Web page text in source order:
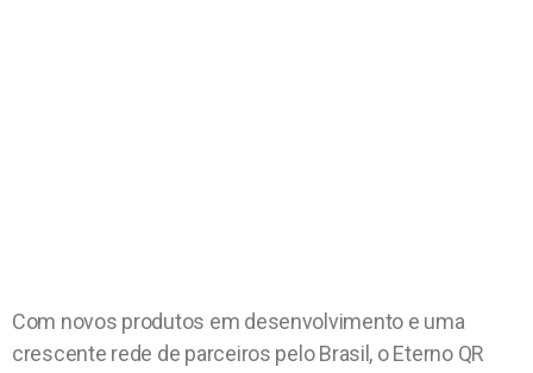
Com novos produtos em desenvolvimento e uma
crescente rede de parceiros pelo Brasil, o Eterno QR